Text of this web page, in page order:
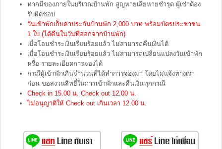
หากมีของภายในบริเวณบ้านพัก สูญหายเสียหายชำรุด ผู้เช่าต้อง
รับผิดชอบ
วันเข้าพักเก็บค่าประกันบ้านพัก 2,000 บาท พร้อมบัตรประชาชน
1 ใบ (ได้คืนในวันที่ออกจากบ้านพัก)
เมื่อโอนชำระเงินเรียบร้อยแล้ว ไม่สามารถคืนเงินได้
เมื่อโอนชำระเงินเรียบร้อยแล้ว ไม่สามารถเปลี่ยนแปลงวันเข้าพัก
หรือ รายละเอียดการจองได้
กรณีผู้เข้าพักเกินจำนวนที่ได้ทำการจองมา โดยไม่แจ้งทางเรา
ก่อน ขอสงวนสิทธิ์ในการเข้าพักและคืนเงินทุกกรณี
Check in 15.00 น. Check out 12.00 น.
ไม่อนุญาติให้ Check out เกินเวลา 12.00 น.